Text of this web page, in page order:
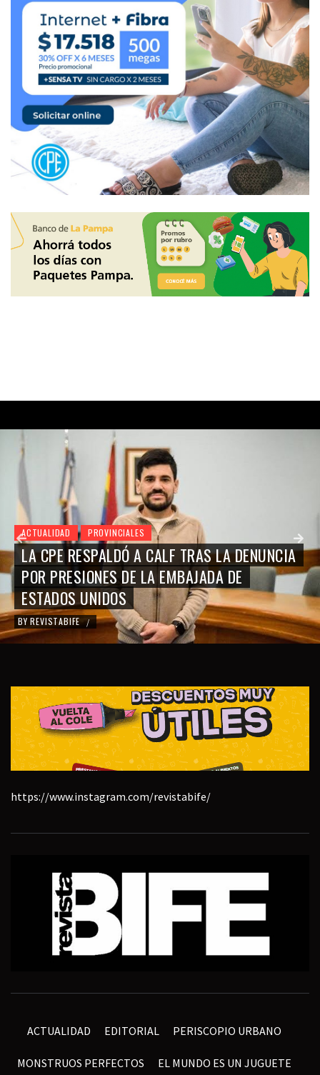
ACTUALIDAD PROVINCIALES
LA CPE RESPALDÓ A CALF TRAS LA DENUNCIA
POR PRESIONES DE LA EMBAJADA DE
ESTADOS UNIDOS
BY REVISTABIFE /
https://www.instagram.com/revistabife/
ACTUALIDAD EDITORIAL PERISCOPIO URBANO
MONSTRUOS PERFECTOS EL MUNDO ES UN JUGUETE